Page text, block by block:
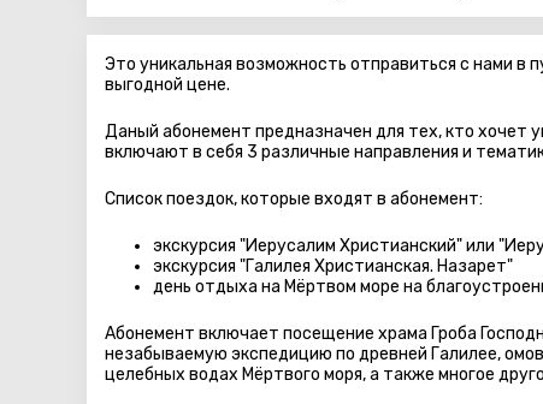
Это уникальная возможность отправиться с нами
выгодной цене.
Даный абонемент предназначен для тех, кто хочет
включают в себя 3 различные направления и
Список поездок, которые входят в абонемент:
экскурсия "Иерусалим Христианский" или
экскурсия "Галилея Христианская. Назарет"
день отдыха на Мёртвом море на
Абонемент включает посещение храма Гроба
незабываемую экспедицию по древней Галилее,
целебных водах Мёртвого моря, а также многое